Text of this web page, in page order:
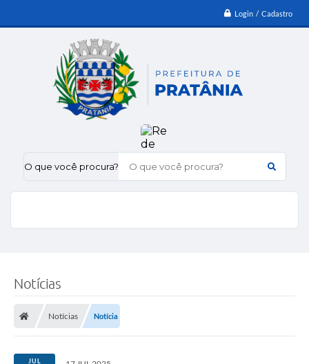
Login / Cadastro
O que você procura?
Notícias
Notícias Notícia
JUL